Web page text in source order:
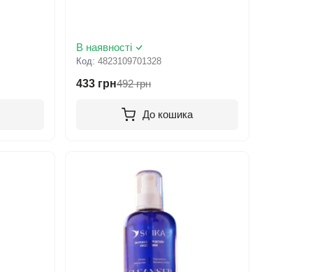
В наявності
Код:4823109701328
433 грн492 грн
До кошика